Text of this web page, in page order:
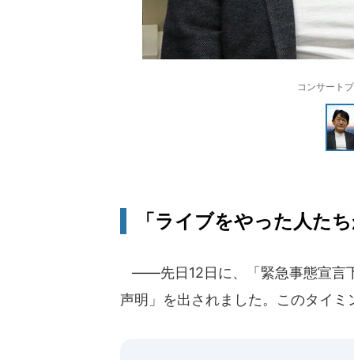
コンサート
「ライブをやった人た
――先日12日に、「緊急事態宣言
声明」を出されました。このタイ